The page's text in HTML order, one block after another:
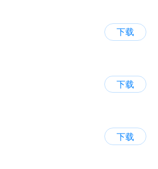
下载
下载
下载